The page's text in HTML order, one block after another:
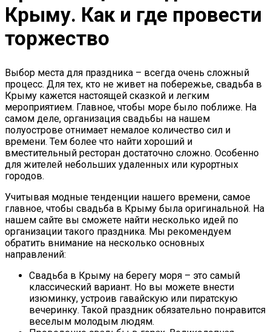
Крыму. Как и где провести
торжество
Выбор места для праздника – всегда очень сложный
процесс. Для тех, кто не живет на побережье, свадьба в
Крыму кажется настоящей сказкой и легким
мероприятием. Главное, чтобы море было поближе. На
самом деле, организация свадьбы на нашем
полуострове отнимает немалое количество сил и
времени. Тем более что найти хороший и
вместительный ресторан достаточно сложно. Особенно
для жителей небольших удаленных или курортных
городов.
Учитывая модные тенденции нашего времени, самое
главное, чтобы свадьба в Крыму была оригинальной. На
нашем сайте вы сможете найти несколько идей по
организации такого праздника. Мы рекомендуем
обратить внимание на несколько основных
направлений:
Свадьба в Крыму на берегу моря – это самый
классический вариант. Но вы можете внести
изюминку, устроив гавайскую или пиратскую
вечеринку. Такой праздник обязательно понравится
веселым молодым людям.